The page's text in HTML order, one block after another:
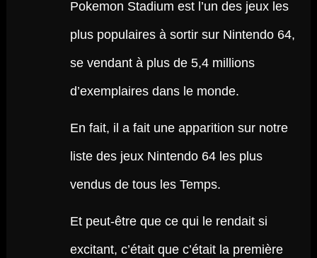
Pokemon Stadium est l’un des jeux les
plus populaires à sortir sur Nintendo 64,
se vendant à plus de 5,4 millions
d’exemplaires dans le monde.
En fait, il a fait une apparition sur notre
liste des jeux Nintendo 64 les plus
vendus de tous les Temps.
Et peut-être que ce qui le rendait si
excitant, c’était que c’était la première